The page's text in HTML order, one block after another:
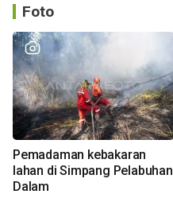
Foto
Pemadaman kebakaran
lahan di Simpang Pelabuhan
Dalam